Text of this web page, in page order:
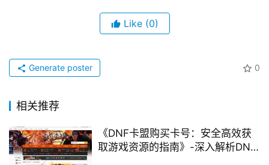
Like (0)
0
Generate poster
相关推荐
《DNF卡盟购买卡号：安全高效获
取游戏资源的指南》-深入解析DNF